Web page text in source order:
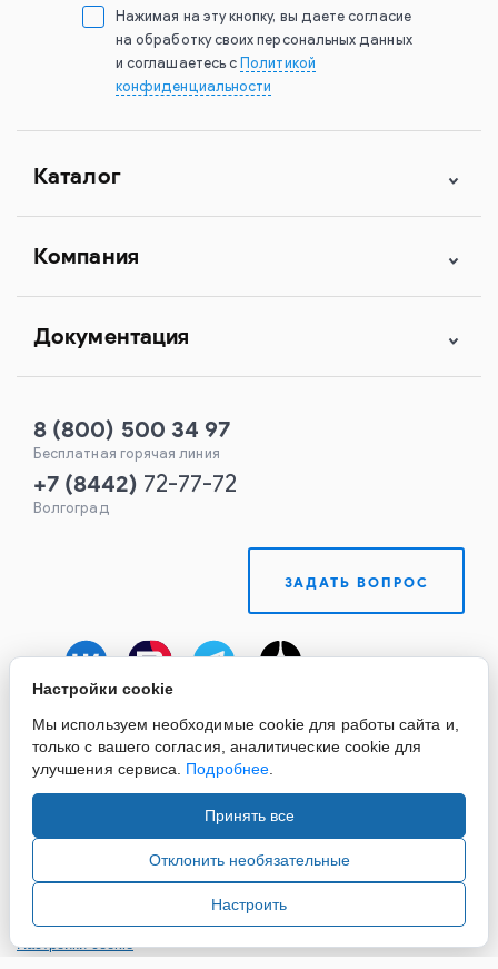
Нажимая на эту кнопку, вы даете согласие
на обработку своих персональных данных
и соглашаетесь с Политикой
конфиденциальности
Каталог
Компания
Документация
8 (800) 500 34 97
Бесплатная горячая линия
+7 (8442) 72-77-72
Волгоград
ЗАДАТЬ ВОПРОС
информации и материалов сайта, ссылка на источник
обязательна.
Настройки cookie
Настройки cookie
Мы используем необходимые cookie для работы сайта и,
только с вашего согласия, аналитические cookie для
улучшения сервиса. Подробнее.
Принять все
Отклонить необязательные
Настроить